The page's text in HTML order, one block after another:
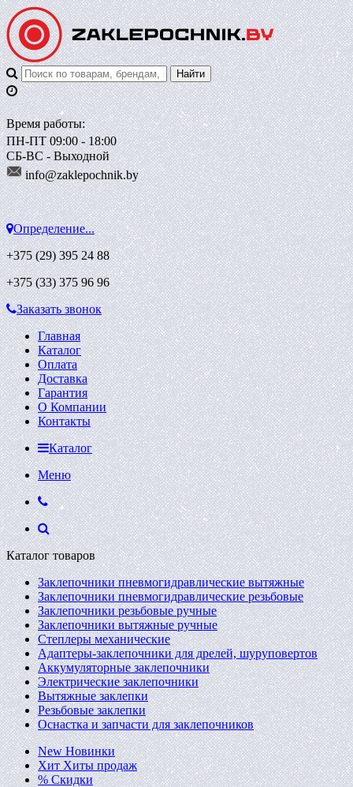
Время работы:
ПН-ПТ 09:00 - 18:00
СБ-ВС - Выходной
info@zaklepochnik.by
Определение...
+375 (29)395 24 88
+375 (33)375 96 96
Заказать звонок
Главная
Каталог
Оплата
Доставка
Гарантия
О Компании
Контакты
Каталог
Меню
Каталог товаров
Заклепочники пневмогидравлические вытяжные
Заклепочники пневмогидравлические резьбовые
Заклепочники резьбовые ручные
Заклепочники вытяжные ручные
Степлеры механические
Адаптеры-заклепочники для дрелей, шуруповертов
Аккумуляторные заклепочники
Электрические заклепочники
Вытяжные заклепки
Резьбовые заклепки
Оснастка и запчасти для заклепочников
New Новинки
Хит Хиты продаж
% Скидки